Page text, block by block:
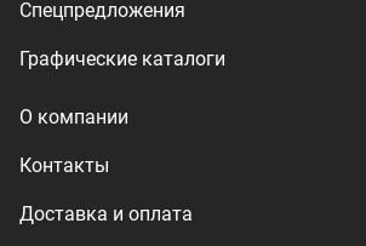
Производство спецтехники
ООО «УралТехКом», 2026